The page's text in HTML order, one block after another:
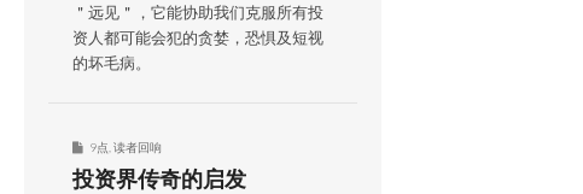
＂远见＂，它能协助我们克服所有投
资人都可能会犯的贪婪，恐惧及短视
的坏毛病。
9点 读者回响
投资界传奇的启发